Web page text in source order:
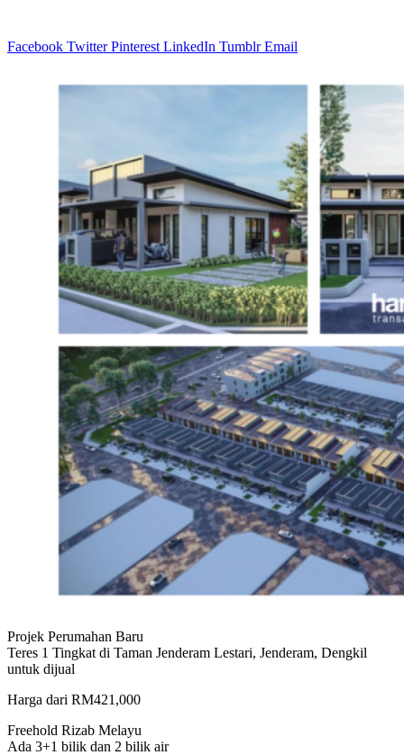
Facebook Twitter Pinterest LinkedIn Tumblr Email
Projek Perumahan Baru
Teres 1 Tingkat di Taman Jenderam Lestari, Jenderam, Dengkil
untuk dijual
Harga dari RM421,000
Freehold Rizab Melayu
Ada 3+1 bilik dan 2 bilik air